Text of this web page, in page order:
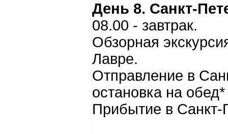
День 8. Санкт-
08.00 - завтрак.
Обзорная
Лавре.
Отправление в
остановка на
Прибытие в Санкт-